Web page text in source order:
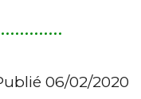
06/02/2020